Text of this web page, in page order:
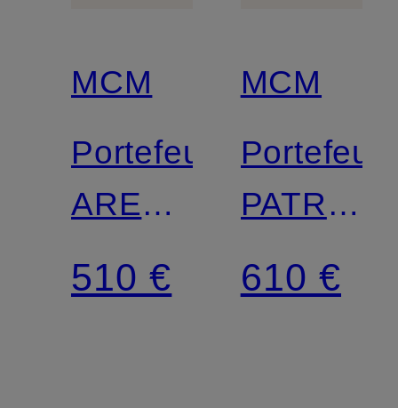
MCM
Portefeuille
AREN
VISETOS
510 €
MCM
PATRICIA
VISETOS
à
610 €